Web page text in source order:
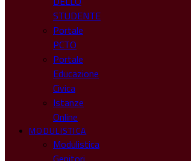
STUDENTE
Portale
PCTO
Portale
Educazione
Civica
Istanze
Online
MODULISTICA
Modulistica